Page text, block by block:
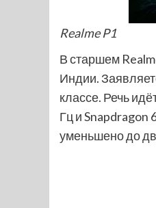
Realme P1
В старшем
Индии.
классе. Речь
Гц и Snapdragon
уменьшено до